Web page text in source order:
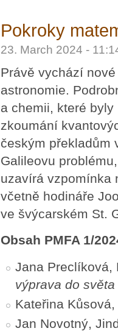
Pokroky
23. March 2024 -
Právě vychází
astronomie.
a chemii, které
zkoumání
českým překladům
Galileovu
uzavírá vzpomínka
včetně hodináře
ve švýcarském St.
Obsah PMFA 1/
Jana
výprava do
Kateřina
Jan Novotný,